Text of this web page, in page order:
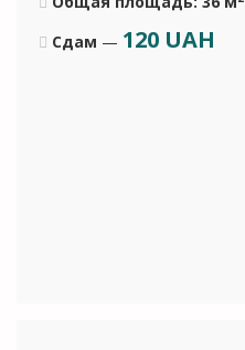
Сдам — 120 UAH